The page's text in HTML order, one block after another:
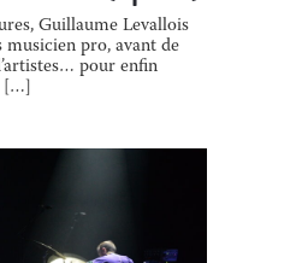
Guillaume Levallois
musicien pro, avant de
pour enfin
[…]